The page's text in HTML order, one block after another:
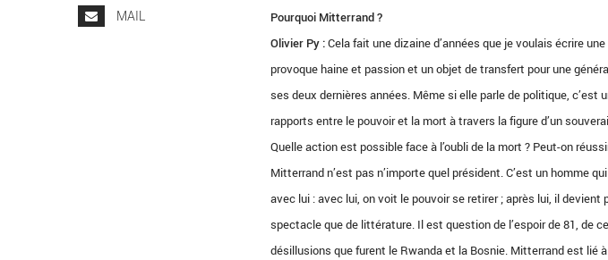
MAIL
Pourquoi Mitterrand ?
Olivier Py :Cela fait une dizaine d’années que je voulais écrire
provoque haine et passion et un objet de transfert pour une
ses deux dernières années. Même si elle parle de politique, c’est
rapports entre le pouvoir et la mort à travers la figure d’un
Quelle action est possible face à l’oubli de la mort ? Peut-on
Mitterrand n’est pas n’importe quel président. C’est un homme
avec lui : avec lui, on voit le pouvoir se retirer ; après lui, il devient
spectacle que de littérature. Il est question de l’espoir de 81, de
désillusions que furent le Rwanda et la Bosnie. Mitterrand est lié